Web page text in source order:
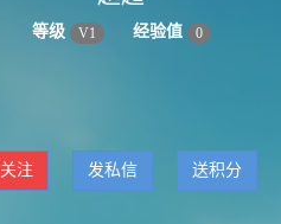
等级 V1 经验值 0
关注 发私信 送积分